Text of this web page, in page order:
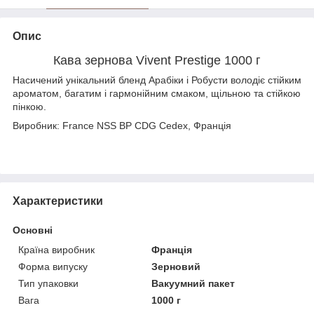
Опис
Кава зернова Vivent Prestige 1000 г
Насичений унікальний бленд Арабіки і Робусти володіє стійким
ароматом, багатим і гармонійним смаком, щільною та стійкою
пінкою.
Виробник: France NSS BP CDG Cedex, Франція
Характеристики
Основні
Країна виробник
Франція
Форма випуску
Зерновий
Тип упаковки
Вакуумний пакет
Вага
1000 г